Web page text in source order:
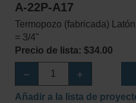
A-22P-A17
Termopozo (fabricada)
= 3/4"
Precio de lista: $34.00
Añadir a la lista de